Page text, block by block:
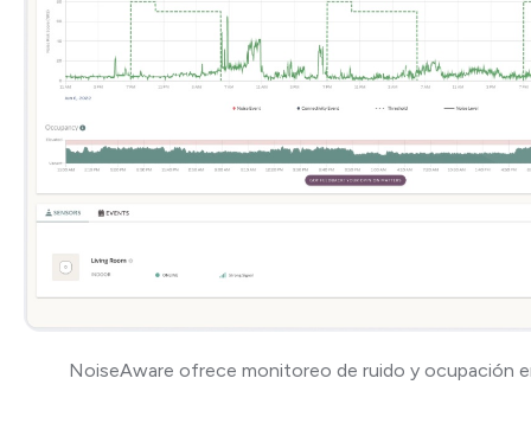
NoiseAware ofrece monitoreo de ruido y ocupación